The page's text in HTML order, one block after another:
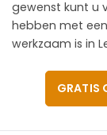
gewenst kunt u
hebben met
werkzaam is in
GRATIS